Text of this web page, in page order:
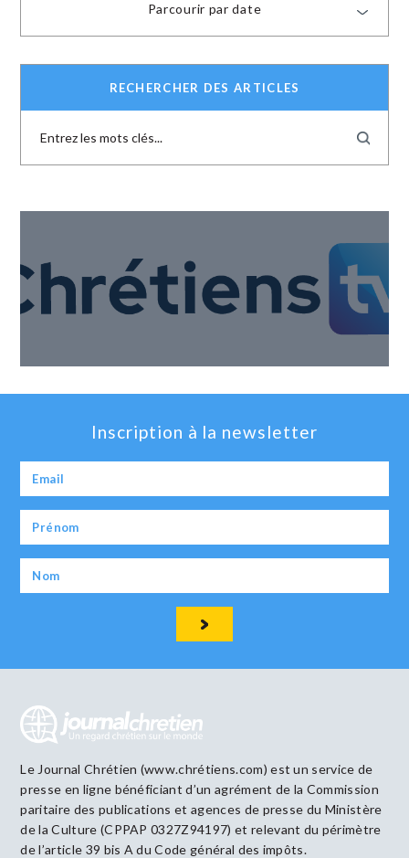
Parcourir par date
RECHERCHER DES ARTICLES
Inscription à la newsletter
Le Journal Chrétien (www.chrétiens.com) est un service de
presse en ligne bénéficiant d’un agrément de la Commission
paritaire des publications et agences de presse du Ministère
de la Culture (CPPAP 0327Z94197) et relevant du périmètre
de l’article 39 bis A du Code général des impôts.